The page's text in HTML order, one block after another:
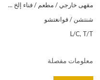
مقهى خارجي / مطعم / فناء إلخ ...
شنتشن / قوانغتشو
L/C, T/T
معلومات مفصلة